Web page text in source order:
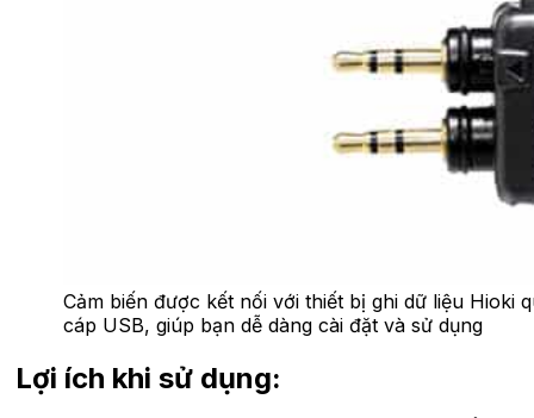
Cảm biến được kết nối với thiết bị ghi dữ liệu Hioki
cáp USB, giúp bạn dễ dàng cài đặt và sử dụng
Lợi ích khi sử dụng: